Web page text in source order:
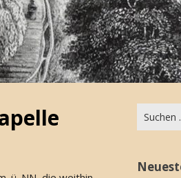
Suchen
nach: